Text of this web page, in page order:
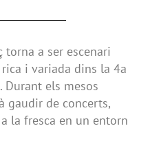
torna a ser escenari
i variada dins la 4a
Durant els mesos
gaudir de concerts,
la fresca en un entorn